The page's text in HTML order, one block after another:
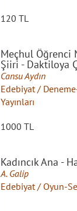
120 TL
Meçhul Öğrenci
Şiiri - Daktiloya
Cansu Aydın
Edebiyat /
Yayınları
1000 TL
Kadıncık Ana -
A. Galip
Edebiyat / Oyun-